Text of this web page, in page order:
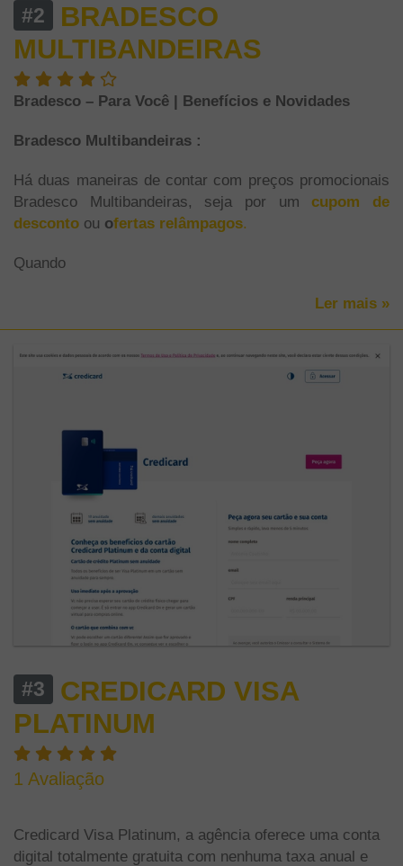
#2
BRADESCO
MULTIBANDEIRAS
Bradesco – Para Você | Benefícios e Novidades
Bradesco Multibandeiras :
Há duas maneiras de contar com preços promocionais
Bradesco Multibandeiras, seja por umcupom de
desconto ou ofertas relâmpagos.
Quando
Ler mais »
#3
CREDICARD VISA
PLATINUM
1 Avaliação
Credicard Visa Platinum, a agência oferece uma conta
digital totalmente gratuita com nenhuma taxa anual e